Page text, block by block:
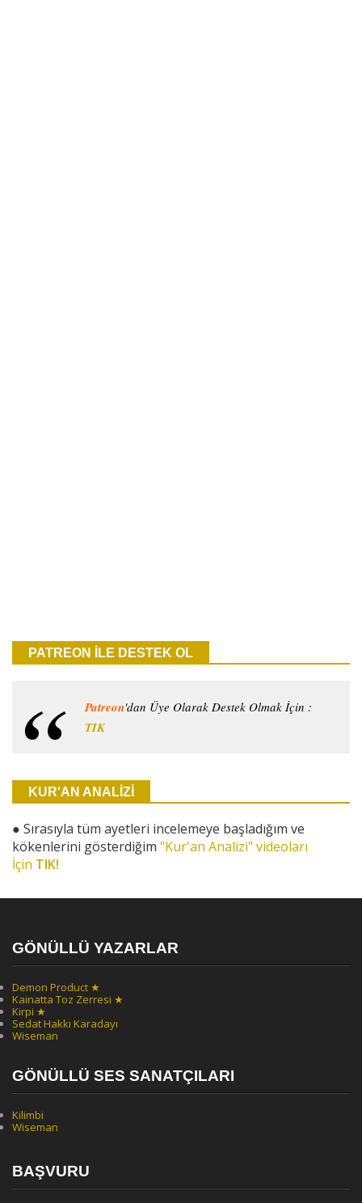
PATREON İLE DESTEK OL
Patreon'dan Üye Olarak Destek Olmak İçin :
TIK
KUR'AN ANALİZİ
● Sırasıyla tüm ayetleri incelemeye başladığım ve
kökenlerini gösterdiğim "Kur'an Analizi" videoları
İçin TIK!
GÖNÜLLÜ YAZARLAR
Demon Product ★
Kainatta Toz Zerresi ★
Kirpi ★
Sedat Hakkı Karadayı
Wiseman
GÖNÜLLÜ SES SANATÇILARI
Kilimbi
Wiseman
BAŞVURU